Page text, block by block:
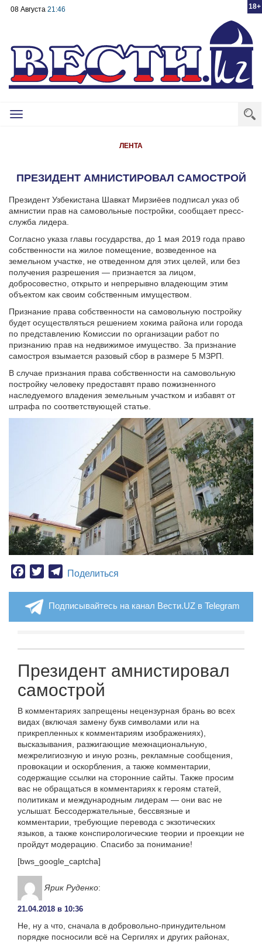
18+
08 Августа 21:46
Toggle
ЛЕНТА
ПРЕЗИДЕНТ АМНИСТИРОВАЛ САМОСТРОЙ
Президент Узбекистана Шавкат Мирзиёев подписал указ об
амнистии прав на самовольные постройки, сообщает пресс-
служба лидера.
Согласно указа главы государства, до 1 мая 2019 года право
собственности на жилое помещение, возведенное на
земельном участке, не отведенном для этих целей, или без
получения разрешения — признается за лицом,
добросовестно, открыто и непрерывно владеющим этим
объектом как своим собственным имуществом.
Признание права собственности на самовольную постройку
будет осуществляться решением хокима района или города
по представлению Комиссии по организации работ по
признанию прав на недвижимое имущество. За признание
самостроя взымается разовый сбор в размере 5 МЗРП.
В случае признания права собственности на самовольную
постройку человеку предоставят право пожизненного
наследуемого владения земельным участком и избавят от
штрафа по соответствующей статье.
Facebook
TwitterTelegram
Поделиться
Подписывайтесь на канал Вести.UZ в Telegram
Президент амнистировал
самострой
В комментариях запрещены нецензурная брань во всех
видах (включая замену букв символами или на
прикрепленных к комментариям изображениях),
высказывания, разжигающие межнациональную,
межрелигиозную и иную рознь, рекламные сообщения,
провокации и оскорбления, а также комментарии,
содержащие ссылки на сторонние сайты. Также просим
вас не обращаться в комментариях к героям статей,
политикам и международным лидерам — они вас не
услышат. Бессодержательные, бессвязные и
комментарии, требующие перевода с экзотических
языков, а также конспирологические теории и проекции не
пройдут модерацию. Спасибо за понимание!
[bws_google_captcha]
Ярик Руденко:
21.04.2018 в 10:36
Не, ну а что, сначала в добровольно-принудительном
порядке посносили всё на Сергилях и других районах,